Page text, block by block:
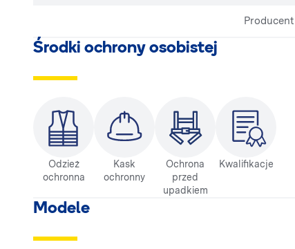
Producent
Środki ochrony osobistej
Odzież
ochronna
Kask
ochronny
Ochrona
przed
upadkiem
Kwalifikacje
Modele